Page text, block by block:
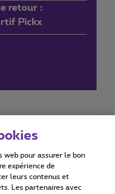
retour :
Pickx
statement
web pour assurer le bon
expérience de
leurs contenus et
Les partenaires avec